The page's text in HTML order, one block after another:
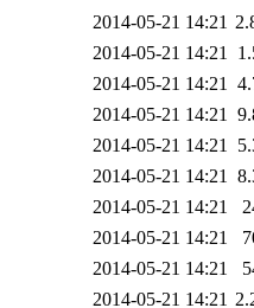
2014-05-21 14:21
2014-05-21 14:21
2014-05-21 14:21
2014-05-21 14:21
2014-05-21 14:21
2014-05-21 14:21
2014-05-21 14:21
2014-05-21 14:21
2014-05-21 14:21
2014-05-21 14:21